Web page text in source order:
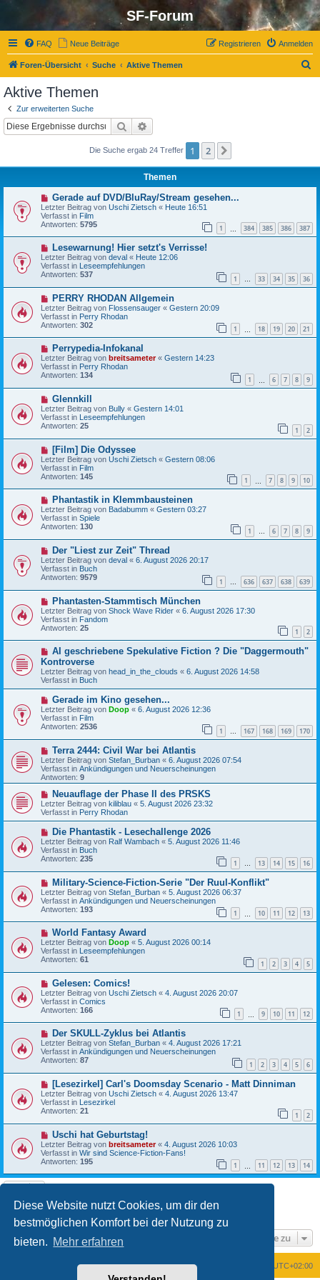
Diese Website nutzt Cookies, um dir den
bestmöglichen Komfort bei der Nutzung zu
bieten. Mehr erfahren
SF-Forum
FAQ Neue Beiträge Anmelden
Registrieren
Foren-Übersicht Suche Aktive Themen
Aktive Themen
Zur erweiterten Suche
Suche
Die Suche ergab 24 Treffer 1 2
Themen
N
e
u
e
r
B
i
t
r
g
Gerade auf DVD/BluRay/Stream gesehen...
Letzter Beitrag von Uschi Zietsch « Heute 16:51
Verfasst in Film
Antworten: 5795 1 384 385 386 387
N
e
u
e
r
B
e
i
t
r
g
Lesewarnung! Hier setzt's Verrisse!
Letzter Beitrag von deval « Heute 12:06
Verfasst in Leseempfehlungen
Antworten: 537 1 … 33 34 35 36
N
e
u
e
r
B
i
t
r
g
PERRY RHODAN Allgemein
Letzter Beitrag von Flossensauger « Gestern 20:09
Verfasst in Perry Rhodan
Antworten: 302 1 18 19 20 21
N
e
u
e
B
e
i
t
r
g
Perrypedia-Infokanal
Letzter Beitrag von breitsameter« Gestern 14:23
Verfasst in Perry Rhodan
Antworten: 134 1 6 7 8 9
N
e
u
e
r
B
e
i
t
r
g
Glennkill
Letzter Beitrag von Bully « Gestern 14:01
Verfasst in Leseempfehlungen
Antworten: 25 1 2
N
e
u
e
r
B
i
t
r
g
[Film] Die Odyssee
Letzter Beitrag von Uschi Zietsch « Gestern 08:06
Verfasst in Film
Antworten: 145 1 7 8 9 10
N
e
u
e
B
i
t
r
g
Phantastik in Klemmbausteinen
Letzter Beitrag von Badabumm « Gestern 03:27
Verfasst in Spiele
Antworten: 130 1 … 6 7 8 9
N
e
u
e
r
B
e
i
t
r
g
Der "Liest zur Zeit" Thread
Letzter Beitrag von deval « 6. August 2026 20:17
Verfasst in Buch
Antworten: 9579 1 … 636 637 638 639
N
e
u
e
r
B
e
i
t
r
a
Phantasten-Stammtisch München
Letzter Beitrag von Shock Wave Rider « 6. August 2026 17:30
Verfasst in Fandom
Antworten: 25 1 2
N
u
e
r
e
i
t
r
AI geschriebene Spekulative Fiction ? Die "Daggermouth"
Kontroverse
Letzter Beitrag von head_in_the_clouds « 6. August 2026 14:58
Verfasst in Buch
N
e
u
e
B
e
i
t
r
a
g
Gerade im Kino gesehen...
Letzter Beitrag von Doop « 6. August 2026 12:36
Verfasst in Film
Antworten: 2536 1 … 167 168 169 170
N
e
u
e
r
B
e
i
t
a
g
Terra 2444: Civil War bei Atlantis
Letzter Beitrag von Stefan_Burban « 6. August 2026 07:54
Verfasst in Ankündigungen und Neuerscheinungen
Antworten: 9
N
e
u
e
B
e
i
t
a
g
Neuauflage der Phase II des PRSKS
Letzter Beitrag von kiliblau « 5. August 2026 23:32
Verfasst in Perry Rhodan
N
e
u
e
r
B
e
i
t
r
g
Die Phantastik - Lesechallenge 2026
Letzter Beitrag von Ralf Wambach « 5. August 2026 11:46
Verfasst in Buch
Antworten: 235 1 … 13 14 15 16
N
e
u
e
r
B
e
i
t
r
g
Military-Science-Fiction-Serie "Der Ruul-Konflikt"
Letzter Beitrag von Stefan_Burban « 5. August 2026 06:37
Verfasst in Ankündigungen und Neuerscheinungen
Antworten: 193 1 10 11 12 13
N
e
u
e
r
B
e
i
t
r
g
World Fantasy Award
Letzter Beitrag von Doop « 5. August 2026 00:14
Verfasst in Leseempfehlungen
Antworten: 61 1 2 3 4 5
N
e
u
e
r
B
i
t
r
g
Gelesen: Comics!
Letzter Beitrag von Uschi Zietsch « 4. August 2026 20:07
Verfasst in Comics
Antworten: 166 1 9 10 11 12
N
e
u
e
B
i
t
r
g
Der SKULL-Zyklus bei Atlantis
Letzter Beitrag von Stefan_Burban « 4. August 2026 17:21
Verfasst in Ankündigungen und Neuerscheinungen
Antworten: 87 1 2 3 4 5 6
N
e
u
e
r
B
e
i
t
r
g
[Lesezirkel] Carl's Doomsday Scenario - Matt Dinniman
Letzter Beitrag von Uschi Zietsch « 4. August 2026 13:47
Verfasst in Lesezirkel
Antworten: 21 1 2
N
e
u
e
r
B
e
t
r
a
g
Uschi hat Geburtstag!
Letzter Beitrag von breitsameter« 4. August 2026 10:03
Verfasst in Wir sind Science-Fiction-Fans!
Antworten: 195 1 11 12 13 14
Die Suche ergab 24 Treffer 1 2
Gehe zu
Foren-Übersicht UTC+02:00